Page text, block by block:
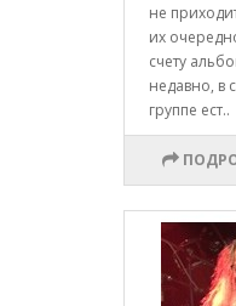
не
их
счету
недавно, в
группе ест..